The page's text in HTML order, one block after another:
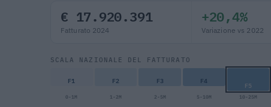
€ 17.920.391
Fatturato 2024
+20,4%
Variazione vs 2022
SCALA NAZIONALE DEL FATTURATO
F1 F2 F3 F4 F5
0-1M 1-2M 2-5M 5-10M 10-25M